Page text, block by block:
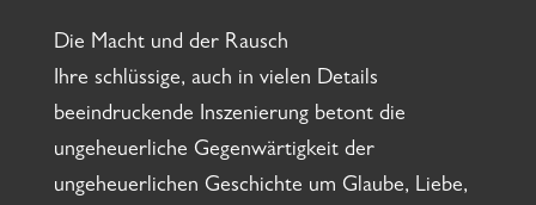
Die Macht und der Rausch
Ihre schlüssige, auch in vielen Details
beeindruckende Inszenierung betont die
ungeheuerliche Gegenwärtigkeit der
ungeheuerlichen Geschichte um Glaube, Liebe,